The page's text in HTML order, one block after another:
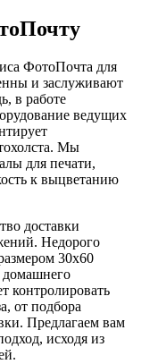
ФотоПочта для
и заслуживают
в работе
ведущих
Мы
для печати,
к выцветанию
доставки
Недорого
30х60
домашнего
контролировать
от подбора
Предлагаем вам
исходя из